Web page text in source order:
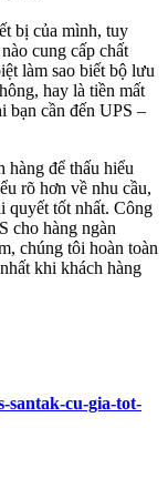
bị của mình, tuy
cung cấp chất
làm sao biết bộ lưu
hay là tiền mất
bạn cần đến UPS –
hàng để thấu hiểu
rõ hơn về nhu cầu,
quyết tốt nhất. Công
cho hàng ngàn
chúng tôi hoàn toàn
khi khách hàng
santak-cu-gia-tot-